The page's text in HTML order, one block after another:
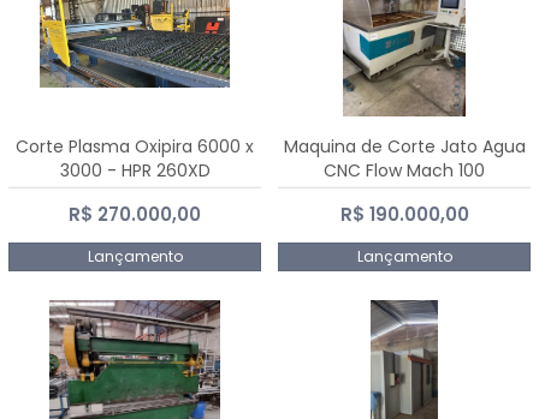
Corte Plasma Oxipira 6000 x
3000 - HPR 260XD
R$ 270.000,00
Lançamento
Maquina de Corte Jato Agua
CNC Flow Mach 100
R$ 190.000,00
Lançamento